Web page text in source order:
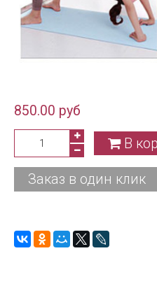
850.00 руб
В
Заказ в один клик